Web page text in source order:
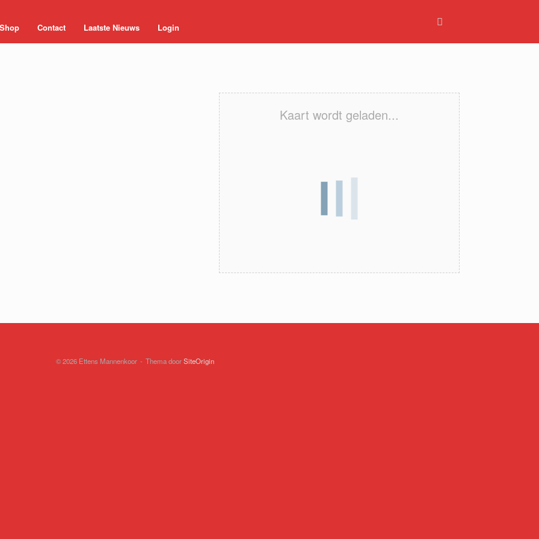
Shop Contact Laatste Nieuws Login
Kaart wordt geladen...
© 2026 Ettens Mannenkoor Thema doorSiteOrigin